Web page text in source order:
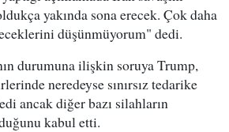
yakında sona erecek. Çok daha
düşünmüyorum" dedi.
durumuna ilişkin soruya Trump,
neredeyse sınırsız tedarike
ancak diğer bazı silahların
kabul etti.